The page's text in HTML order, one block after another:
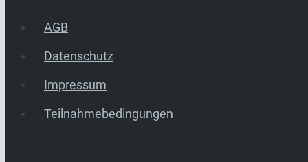
AGB
Datenschutz
Impressum
Teilnahmebedingungen